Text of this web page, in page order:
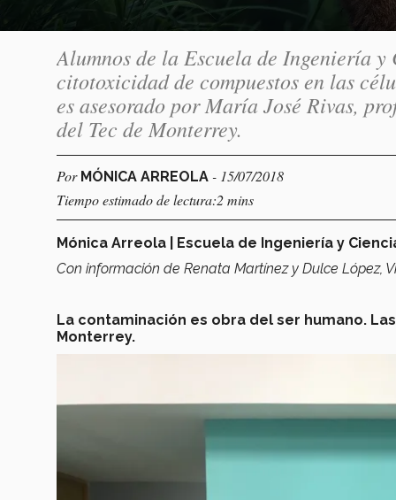
Alumnos de la Escuela de Ingeniería
citotoxicidad de compuestos en las
es asesorado por María José Rivas,
del Tec de Monterrey.
Por MÓNICA ARREOLA - 15/07/2018
Tiempo estimado de lectura:2 mins
Mónica Arreola | Escuela de Ingeniería y
Con información de Renata Martínez y Dulce López,
La contaminación es obra del ser humano.
Monterrey.